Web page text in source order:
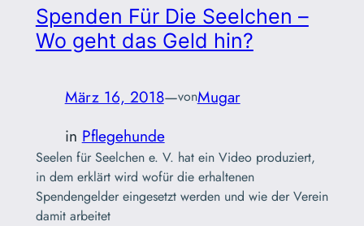
Spenden Für Die Seelchen –
Wo geht das Geld hin?
März 16, 2018—vonMugar
in Pflegehunde
Seelen für Seelchen e. V. hat ein Video produziert,
in dem erklärt wird wofür die erhaltenen
Spendengelder eingesetzt werden und wie der Verein
damit arbeitet